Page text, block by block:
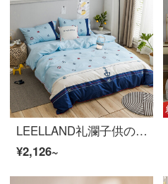
LEELLAND礼瀾子供の家紡高支持高密漫画プリントと刺繍活性綿ベッドの上の四点セットの純綿枕カバー抱き枕カバーシングルペア4点セットイングランド1.2-1.35 mベッド/160*200 cm
¥2,126~